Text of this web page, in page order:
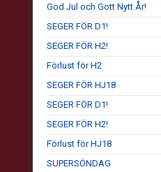
God Jul och Gott Nytt År!
SEGER FÖR D1!
SEGER FÖR H2!
Förlust för H2
SEGER FÖR HJ18
SEGER FÖR D1!
SEGER FÖR H2!
Förlust för HJ18
SUPERSÖNDAG